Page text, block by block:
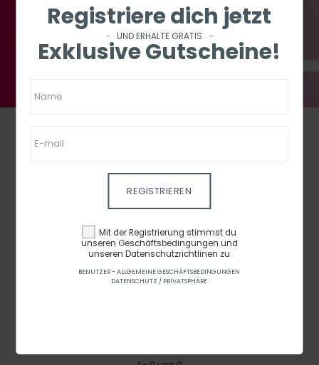
Registriere dich jetzt
UND ERHALTE GRATIS
Exklusive Gutscheine!
REGISTRIEREN
Mit der Registrierung stimmst du
unseren Geschäftsbedingungen und
unseren Datenschutzrichtlinen zu
BENUTZER - ALLGEMEINE GESCHÄFTSBEDINGUNGEN
DATENSCHUTZ / PRIVATSPHÄRE
-